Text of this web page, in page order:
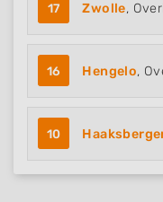
17 Zwolle,
16 Hengelo,
10